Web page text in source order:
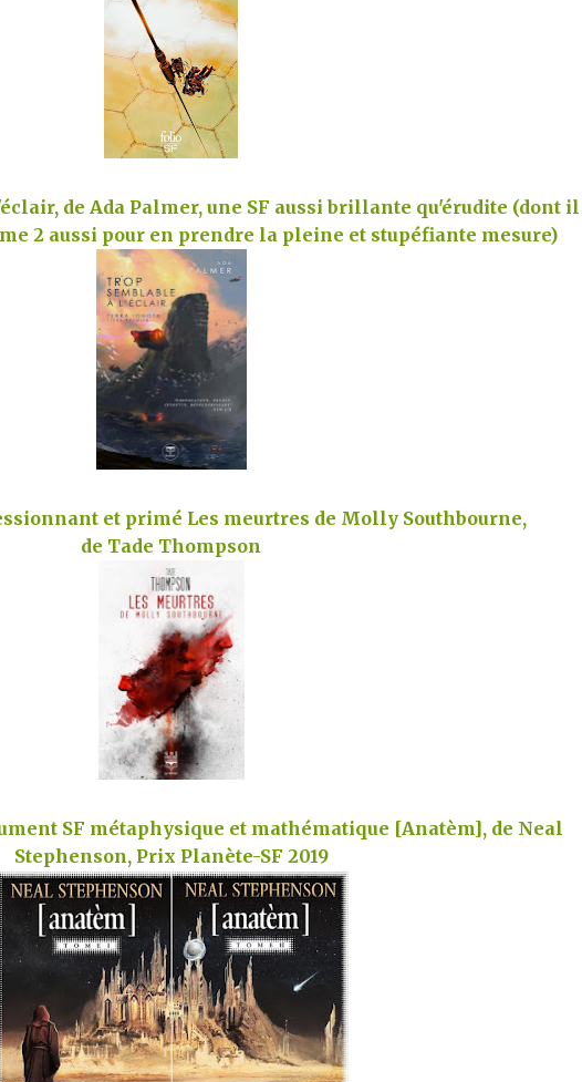
de Ada Palmer, une SF aussi brillante qu'érudite (dont il
2 aussi pour en prendre la pleine et stupéfiante mesure)
et primé Les meurtres de Molly Southbourne,
de Tade Thompson
SF métaphysique et mathématique [Anatèm], de Neal
Stephenson,Prix Planète-SF 2019